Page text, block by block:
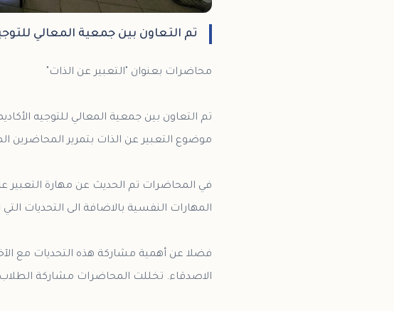
تم التعاون بين جمعية المعالي
تم التعاون بين جمعية المعالي للتوجيه
في المحاضرات تم الحديث عن مهارة التعبير
فضلا عن أهمية مشاركة هذه التحديات مع